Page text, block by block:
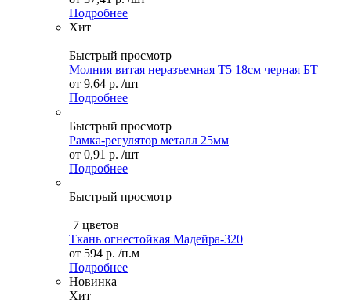
Подробнее
Хит
Быстрый просмотр
Молния витая неразъемная Т5 18см черная БТ
от 9,64 р. /шт
Подробнее
Быстрый просмотр
Рамка-регулятор металл 25мм
от 0,91 р. /шт
Подробнее
Быстрый просмотр
7 цветов
Ткань огнестойкая Мадейра-320
от 594 р. /п.м
Подробнее
Новинка
Хит